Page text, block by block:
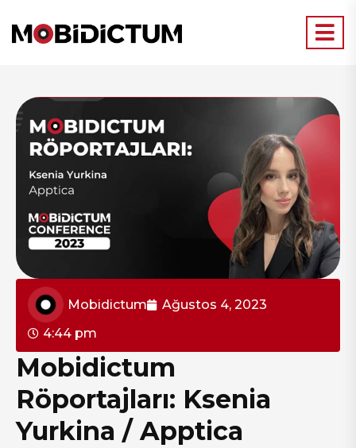
Mobidictum
Ağustos 4, 2023
4:44 pm
Mobidictum
Röportajları: Ksenia
Yurkina / Apptica